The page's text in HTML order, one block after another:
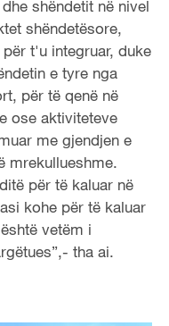
shëndetit në nivel
shëndetësore,
t'u integruar, duke
e tyre nga
për të qenë në
ose aktiviteteve
me gjendjen e
mrekullueshme.
për të kaluar në
kohe për të kaluar
vetëm i
tha ai.